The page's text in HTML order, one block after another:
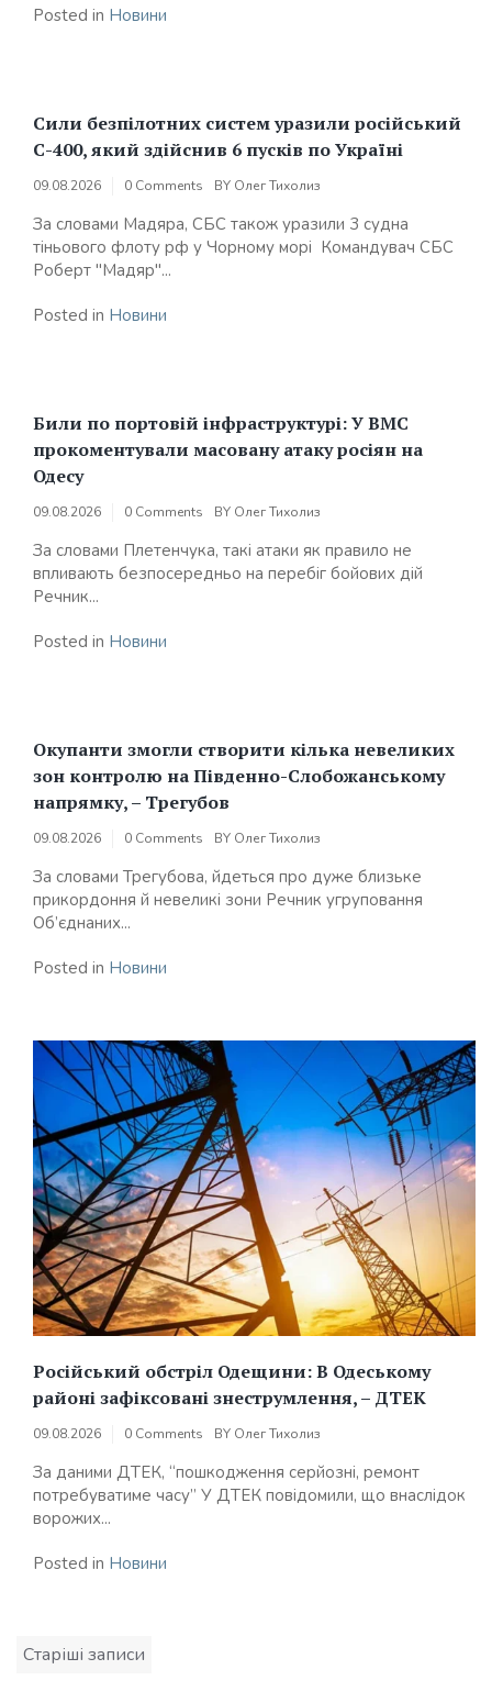
Posted in Новини
Сили безпілотних систем уразили російський
С-400, який здійснив 6 пусків по Україні
09.08.2026 0 Comments BY Олег Тихолиз
За словами Мадяра, СБС також уразили 3 судна
тіньового флоту рф у Чорному морі Командувач СБС
Роберт "Мадяр"...
Posted in Новини
Били по портовій інфраструктурі: У ВМС
прокоментували масовану атаку росіян на
Одесу
09.08.2026 0 Comments BY Олег Тихолиз
За словами Плетенчука, такі атаки як правило не
впливають безпосередньо на перебіг бойових дій
Речник...
Posted in Новини
Окупанти змогли створити кілька невеликих
зон контролю на Південно-Слобожанському
напрямку, – Трегубов
09.08.2026 0 Comments BY Олег Тихолиз
За словами Трегубова, йдеться про дуже близьке
прикордоння й невеликі зони Речник угруповання
Об’єднаних...
Posted in Новини
Російський обстріл Одещини: В Одеському
районі зафіксовані знеструмлення, – ДТЕК
09.08.2026 0 Comments BY Олег Тихолиз
За даними ДТЕК, “пошкодження серйозні, ремонт
потребуватиме часу” У ДТЕК повідомили, що внаслідок
ворожих...
Posted in Новини
Навігація
Старіші записи